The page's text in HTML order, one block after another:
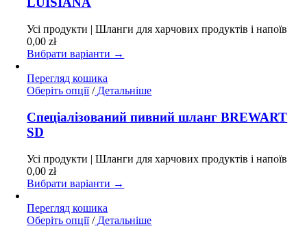
Параметри
вибрати
сторінці
Усі продукти | Шланги для харчових продуктів і напоїв
0,00zł
Вибрати варіанти →
Перегляд кошика
Оберіть опції Цей
має
кілька
можна
на
товару
/Детальніше
Спеціалізований пивний шланг BREWART
SD
Усі продукти | Шланги для харчових продуктів і напоїв
0,00zł
Вибрати варіанти →
Перегляд кошика
Оберіть опції Цей
/Детальніше